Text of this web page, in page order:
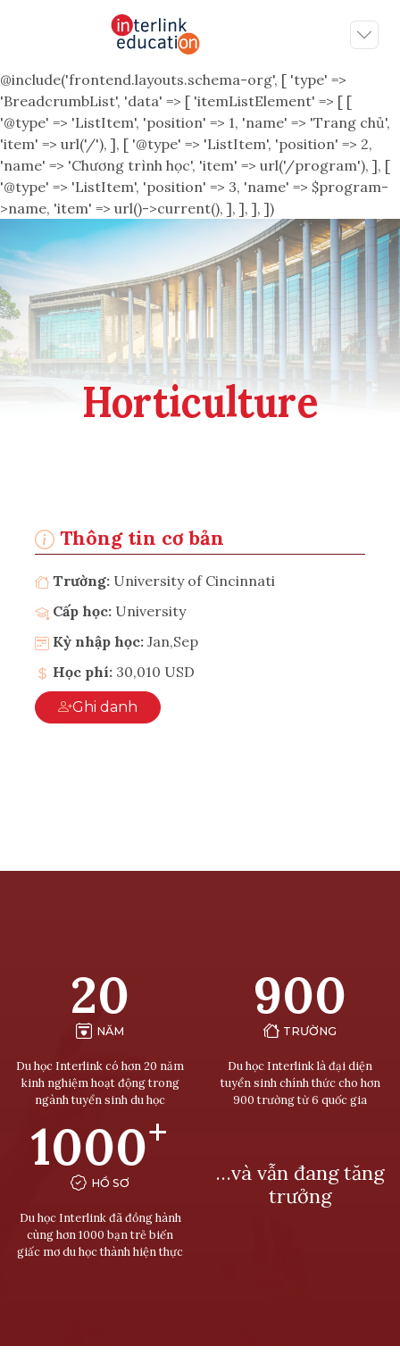
@include('frontend.layouts.schema-org', [ 'type' =>
'BreadcrumbList', 'data' => [ 'itemListElement' => [ [
'@type' => 'ListItem', 'position' => 1, 'name' => 'Trang chủ',
'item' => url('/'), ], [ '@type' => 'ListItem', 'position' => 2,
'name' => 'Chương trình học', 'item' => url('/program'), ], [
'@type' => 'ListItem', 'position' => 3, 'name' => $program-
>name, 'item' => url()->current(), ], ], ], ])
Horticulture
Thông tin cơ bản
Trường: University of Cincinnati
Cấp học: University
Kỳ nhập học: Jan,Sep
Học phí: 30,010 USD
Ghi danh
20
NĂM
Du học Interlink có hơn 20 năm
kinh nghiệm hoạt động trong
ngành tuyển sinh du học
900
TRƯỜNG
Du học Interlink là đại diện
tuyển sinh chính thức cho hơn
900 trường từ 6 quốc gia
1000+
HỒ SƠ
Du học Interlink đã đồng hành
cùng hơn 1000 bạn trẻ biến
giấc mơ du học thành hiện thực
…và vẫn đang tăng
trưởng